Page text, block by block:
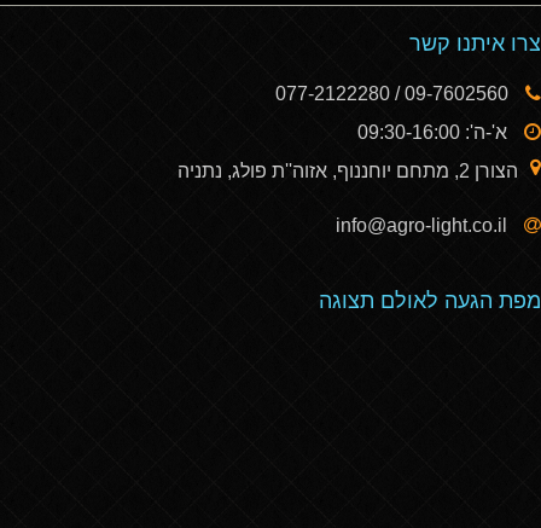
צרו איתנו קשר
א'-ה': 09:30-16:00
הצורן 2, מתחם יוחננוף, אזוה''ת פולג, נתניה
מפת הגעה לאולם תצוגה